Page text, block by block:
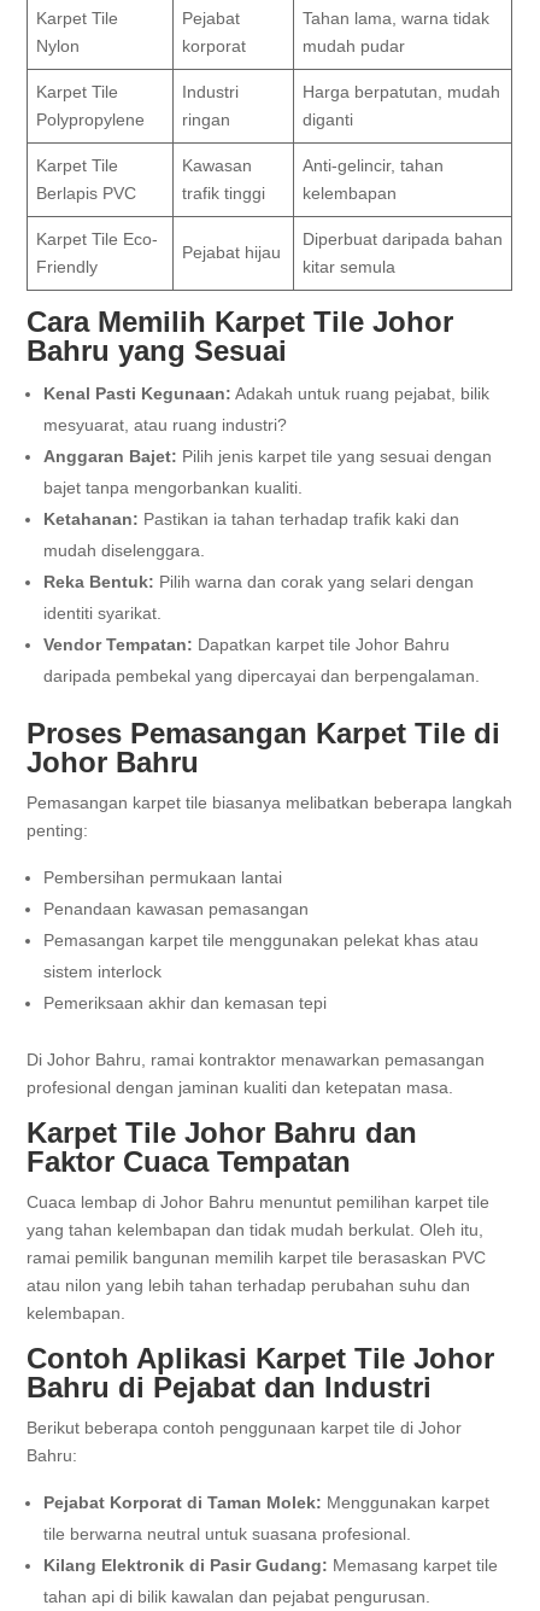
Karpet Tile
Nylon
Pejabat
korporat
Tahan lama, warna tidak
mudah pudar
Karpet Tile
Polypropylene
Industri
ringan
Harga berpatutan, mudah
diganti
Karpet Tile
Berlapis PVC
Kawasan
trafik tinggi
Anti-gelincir, tahan
kelembapan
Karpet Tile Eco-
Friendly
Pejabat hijau
Diperbuat daripada bahan
kitar semula
Cara Memilih Karpet Tile Johor
Bahru yang Sesuai
Kenal Pasti Kegunaan: Adakah untuk ruang pejabat, bilik
mesyuarat, atau ruang industri?
Anggaran Bajet: Pilih jenis karpet tile yang sesuai dengan
bajet tanpa mengorbankan kualiti.
Ketahanan: Pastikan ia tahan terhadap trafik kaki dan
mudah diselenggara.
Reka Bentuk: Pilih warna dan corak yang selari dengan
identiti syarikat.
Vendor Tempatan: Dapatkan karpet tile Johor Bahru
daripada pembekal yang dipercayai dan berpengalaman.
Proses Pemasangan Karpet Tile di
Johor Bahru
Pemasangan karpet tile biasanya melibatkan beberapa langkah
penting:
Pembersihan permukaan lantai
Penandaan kawasan pemasangan
Pemasangan karpet tile menggunakan pelekat khas atau
sistem interlock
Pemeriksaan akhir dan kemasan tepi
Di Johor Bahru, ramai kontraktor menawarkan pemasangan
profesional dengan jaminan kualiti dan ketepatan masa.
Karpet Tile Johor Bahru dan
Faktor Cuaca Tempatan
Cuaca lembap di Johor Bahru menuntut pemilihan karpet tile
yang tahan kelembapan dan tidak mudah berkulat. Oleh itu,
ramai pemilik bangunan memilih karpet tile berasaskan PVC
atau nilon yang lebih tahan terhadap perubahan suhu dan
kelembapan.
Contoh Aplikasi Karpet Tile Johor
Bahru di Pejabat dan Industri
Berikut beberapa contoh penggunaan karpet tile di Johor
Bahru:
Pejabat Korporat di Taman Molek: Menggunakan karpet
tile berwarna neutral untuk suasana profesional.
Kilang Elektronik di Pasir Gudang: Memasang karpet tile
tahan api di bilik kawalan dan pejabat pengurusan.